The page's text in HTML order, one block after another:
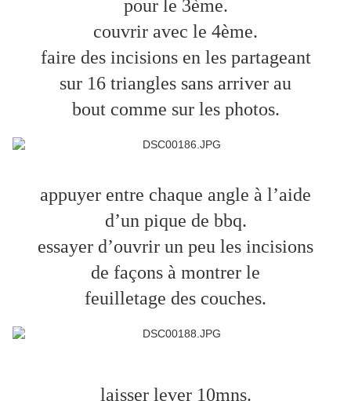
pour le 3ème.
couvrir avec le 4ème.
faire des incisions en les partageant
sur 16 triangles sans arriver au
bout comme sur les photos.
appuyer entre chaque angle à l’aide
d’un pique de bbq.
essayer d’ouvrir un peu les incisions
de façons à montrer le
feuilletage des couches.
laisser lever 10mns.